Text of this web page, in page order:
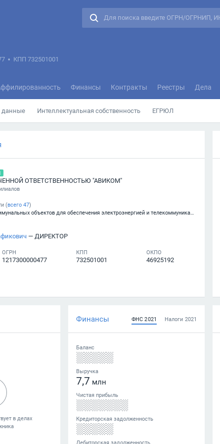
• КПП 732501001
Финансы Контракты Реестры Дела
данные Интеллектуальная собственность ЕГРЮЛ
ОТВЕТСТВЕННОСТЬЮ "АВИКОМ"
(всего 47)
42.22 — Строительство коммунальных объектов для обеспечения электроэнергией и телекоммуникациями
— ДИРЕКТОР
ОГРН
1217300000477
КПП
732501001
ОКПО
46925192
Финансы ФНС 2021 Налоги 2021
Баланс
░░░░░
Выручка
7,7 млн
Чистая прибыль
░░░░░░░
Кредиторская задолженность
░░░░░
Дебиторская задолженность